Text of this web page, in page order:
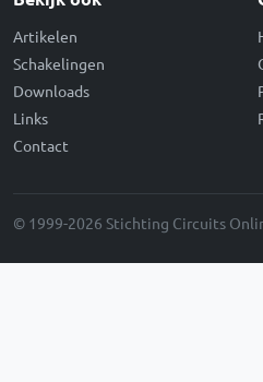
Artikelen
Schakelingen
Downloads
Links
Contact
© 1999-2026 Stichting Circuits